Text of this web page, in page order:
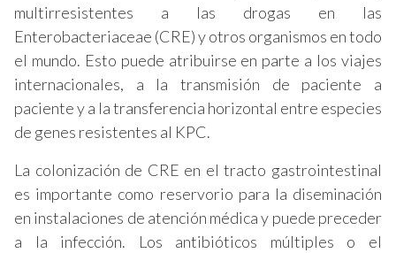
multirresistentes a las drogas en las
Enterobacteriaceae (CRE) y otros organismos en todo
el mundo. Esto puede atribuirse en parte a los viajes
internacionales, a la transmisión de paciente a
paciente y a la transferencia horizontal entre especies
de genes resistentes al KPC.
La colonización de CRE en el tracto gastrointestinal
es importante como reservorio para la diseminación
en instalaciones de atención médica y puede preceder
a la infección. Los antibióticos múltiples o el